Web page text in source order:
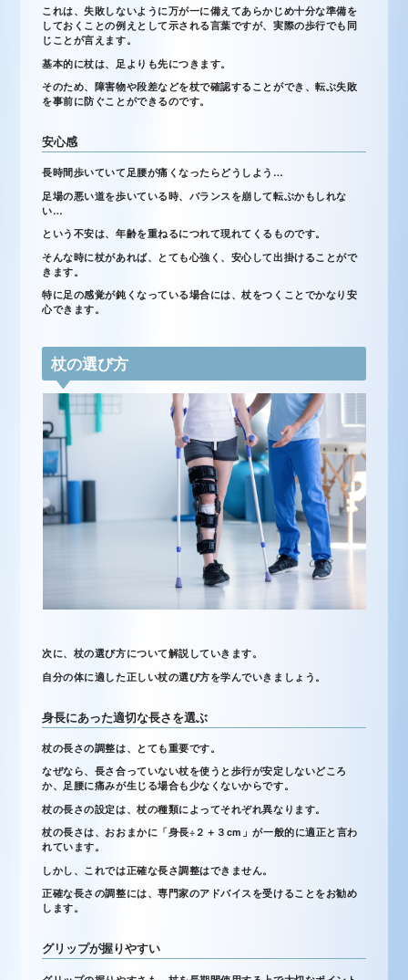
これは、失敗しないように万が一に備えてあらかじめ十分な準備を
しておくことの例えとして示される言葉ですが、実際の歩行でも同
じことが言えます。
基本的に杖は、足よりも先につきます。
そのため、障害物や段差などを杖で確認することができ、転ぶ失敗
を事前に防ぐことができるのです。
安心感
長時間歩いていて足腰が痛くなったらどうしよう…
足場の悪い道を歩いている時、バランスを崩して転ぶかもしれな
い…
という不安は、年齢を重ねるにつれて現れてくるものです。
そんな時に杖があれば、とても心強く、安心して出掛けることがで
きます。
特に足の感覚が鈍くなっている場合には、杖をつくことでかなり安
心できます。
杖の選び方
次に、杖の選び方について解説していきます。
自分の体に適した正しい杖の選び方を学んでいきましょう。
身長にあった適切な長さを選ぶ
杖の長さの調整は、とても重要です。
なぜなら、長さ合っていない杖を使うと歩行が安定しないどころ
か、足腰に痛みが生じる場合も少なくないからです。
杖の長さの設定は、杖の種類によってそれぞれ異なります。
杖の長さは、おおまかに「身長÷２＋３cm」が一般的に適正と言わ
れています。
しかし、これでは正確な長さ調整はできません。
正確な長さの調整には、専門家のアドバイスを受けることをお勧め
します。
グリップが握りやすい